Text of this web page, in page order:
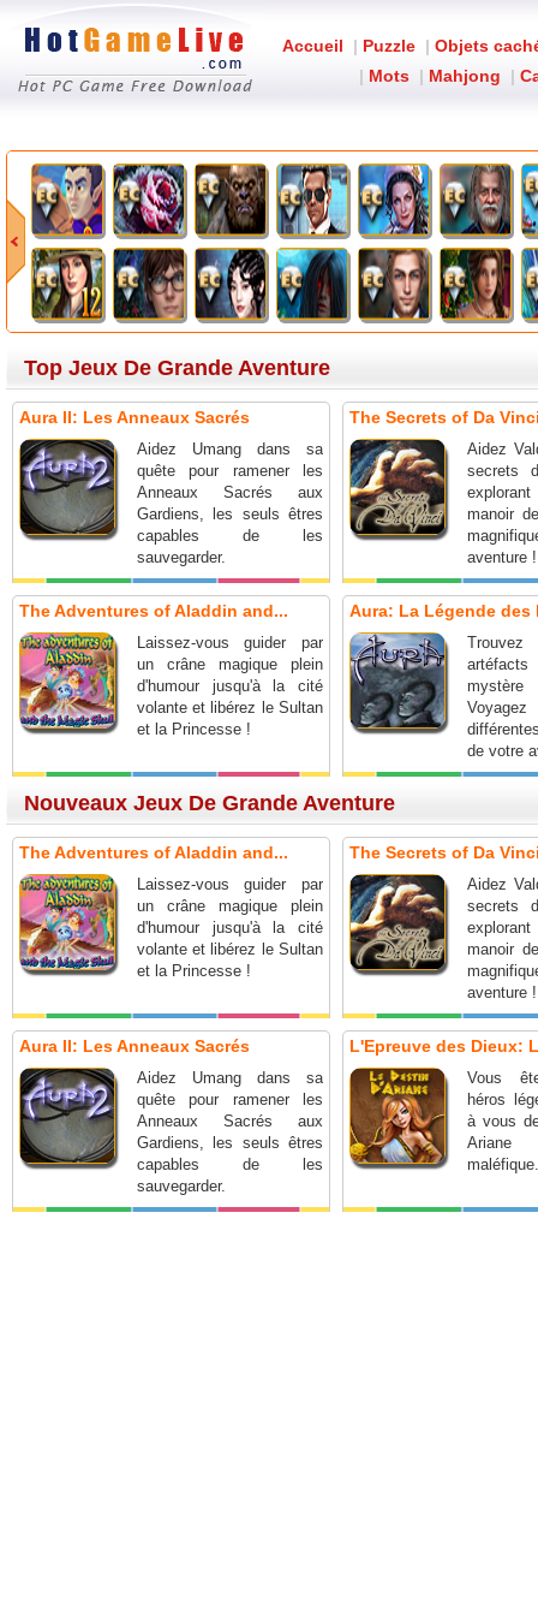
Accueil | Puzzle | Objets
| Mots | Mahjong |
Top Jeux De Grande Aventure
Aura II: Les Anneaux Sacrés
Aidez Umang dans sa
quête pour ramener les
Anneaux Sacrés aux
Gardiens, les seuls êtres
capables de les
sauvegarder.
The Secrets of Da
Aidez
secrets
manoir
aventure !
The Adventures of Aladdin and...
Laissez-vous guider par
un crâne magique plein
d'humour jusqu'à la cité
volante et libérez le Sultan
et la Princesse !
Aura: La Légende des
de votre
Nouveaux Jeux De Grande Aventure
The Adventures of Aladdin and...
Laissez-vous guider par
un crâne magique plein
d'humour jusqu'à la cité
volante et libérez le Sultan
et la Princesse !
The Secrets of Da
Aidez
secrets
manoir
aventure !
Aura II: Les Anneaux Sacrés
Aidez Umang dans sa
quête pour ramener les
Anneaux Sacrés aux
Gardiens, les seuls êtres
capables de les
sauvegarder.
L'Epreuve des Dieux:
Vous
héros
à vous
Ariane
maléfique.